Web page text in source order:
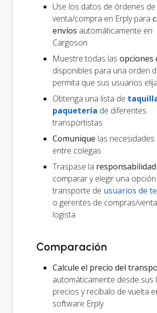
Use los datos de órdenes de
venta/compra en Erply para
envíos automáticamente en
Cargoson
Muestre todas las opciones
disponibles para una orden
permita que sus usuarios
Obtenga una lista de
paquetería de diferentes
transportistas
Comunique las necesidades
entre colegas
Traspase la responsabilidad
comparar y elegir una
transporte de usuarios de
o gerentes de compras/
logista
Comparación
Calcule el precio del
automáticamente desde sus
precios y recíbalo de vuelta
software Erply